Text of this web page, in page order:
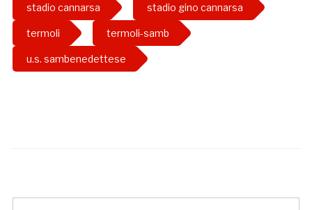
stadio cannarsa stadio gino cannarsa
termoli termoli-samb
u.s. sambenedettese